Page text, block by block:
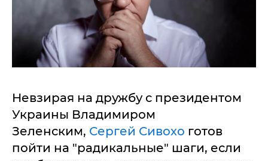
Невзирая на дружбу с президентом
Украины Владимиром
Зеленским, Сергей Сивохо готов
пойти на "радикальные" шаги, если